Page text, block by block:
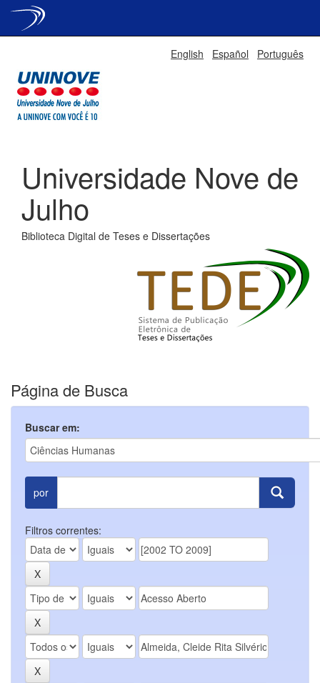
English Español Português
Universidade Nove de
Julho
Biblioteca Digital de Teses e Dissertações
Página de Busca
Buscar em:
por
Filtros correntes: